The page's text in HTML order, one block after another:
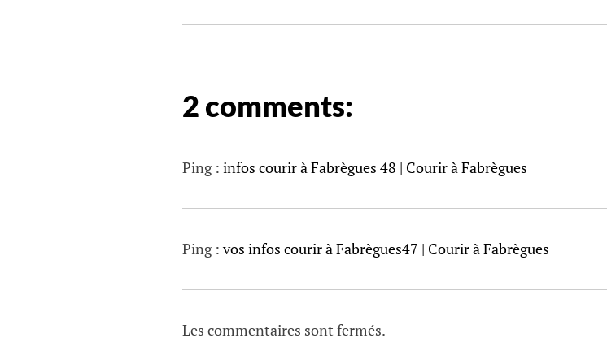
o
n
e
a
t
e
2 comments:
Ping : infos courir à Fabrègues 48 | Courir à Fabrègues
Ping : vos infos courir à Fabrègues47 | Courir à Fabrègues
Les commentaires sont fermés.